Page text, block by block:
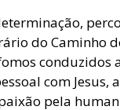
do Caminho
conduzidos
com Jesus,
pela